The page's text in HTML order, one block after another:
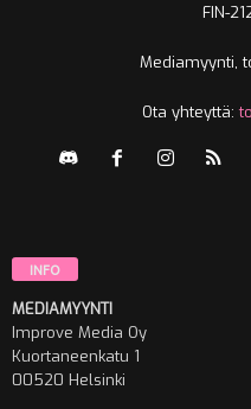
FIN-
Mediamyynti,
Ota yhteyttä:
INFO
MEDIAMYYNTI
Improve Media Oy
Kuortaneenkatu 1
00520 Helsinki